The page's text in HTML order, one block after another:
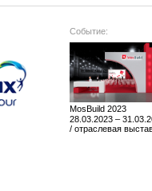
Событие:
MosBuild 2023
28.03.2023 –
/ отраслевая